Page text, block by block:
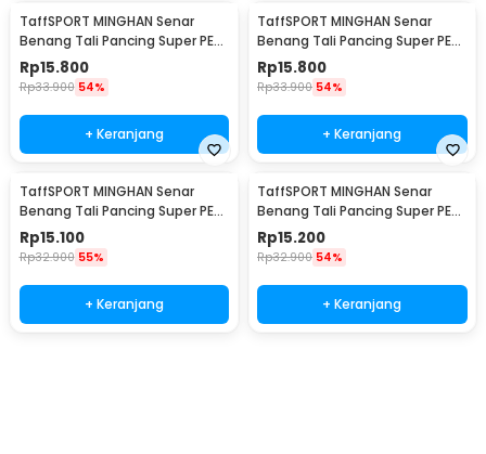
TaffSPORT MINGHAN Senar
Benang Tali Pancing Super PE
Braided Line 100M 0.8 - X4
Rp15.800
Rp33.900 54%
+ Keranjang
TaffSPORT MINGHAN Senar
Benang Tali Pancing Super PE
Braided Line 100M 1.0 - X4
Rp15.800
Rp33.900 54%
+ Keranjang
TaffSPORT MINGHAN Senar
Benang Tali Pancing Super PE
Braided Line 100M 2.0 - X4
Rp15.100
Rp32.900 55%
+ Keranjang
TaffSPORT MINGHAN Senar
Benang Tali Pancing Super PE
Braided Line 100M 3.0 - X4
Rp15.200
Rp32.900 54%
+ Keranjang